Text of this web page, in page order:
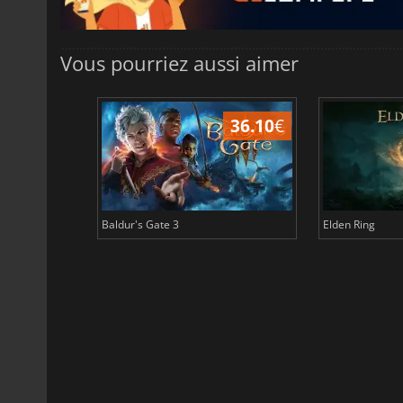
Vous pourriez aussi aimer
36.10€
Baldur's Gate 3 Elden Ring